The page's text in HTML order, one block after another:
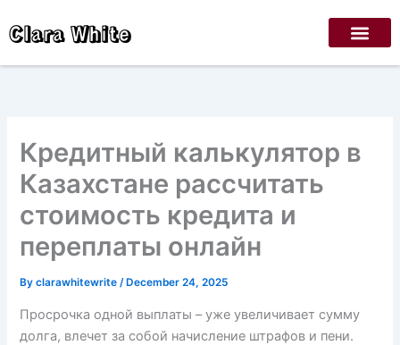
toClara White
Кредитный калькулятор в
Казахстане рассчитать
стоимость кредита и
переплаты онлайн
Byclarawhitewrite/ December 24, 2025
Просрочка одной выплаты – уже увеличивает сумму
долга, влечет за собой начисление штрафов и пени.